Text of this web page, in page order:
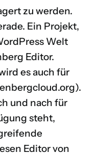
zu werden.
Ein Projekt,
Welt
Editor.
es auch für
).
und nach für
steht,
Editor von